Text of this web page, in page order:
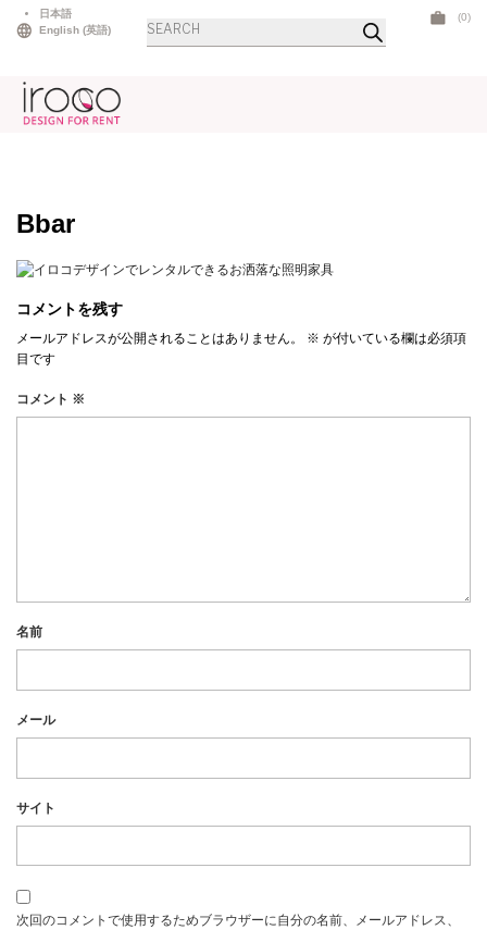
日本語
English (英語)
商
品
(0)
Bbar
コメントを残す
メールアドレスが公開されることはありません。 ※ が付いている欄は必須項
目です
コメント ※
名前
メール
サイト
次回のコメントで使用するためブラウザーに自分の名前、メールアドレス、